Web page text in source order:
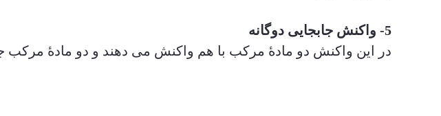
5- واکنش جابجایی دوگانه
در این واکنش دو مادۀ مرکب با هم واکنش می دهند و دو مادۀ مرکب